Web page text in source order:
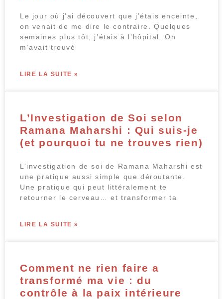
Le jour où j’ai découvert que j’étais enceinte,
on venait de me dire le contraire. Quelques
semaines plus tôt, j’étais à l’hôpital. On
m’avait trouvé
LIRE LA SUITE »
L’Investigation de Soi selon
Ramana Maharshi : Qui suis-je
(et pourquoi tu ne trouves rien)
L’investigation de soi de Ramana Maharshi est
une pratique aussi simple que déroutante.
Une pratique qui peut littéralement te
retourner le cerveau… et transformer ta
LIRE LA SUITE »
Comment ne rien faire a
transformé ma vie : du
contrôle à la paix intérieure